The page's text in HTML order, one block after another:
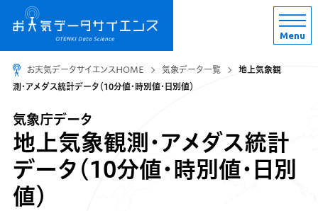
Menu
お天気データサイエンスHOME 気象データ一覧
地上気象観
測・アメダス統計データ（10分値・時別値・日別値）
気象庁データ
地上気象観測・アメダス統計
データ（10分値・時別値・日別
値）